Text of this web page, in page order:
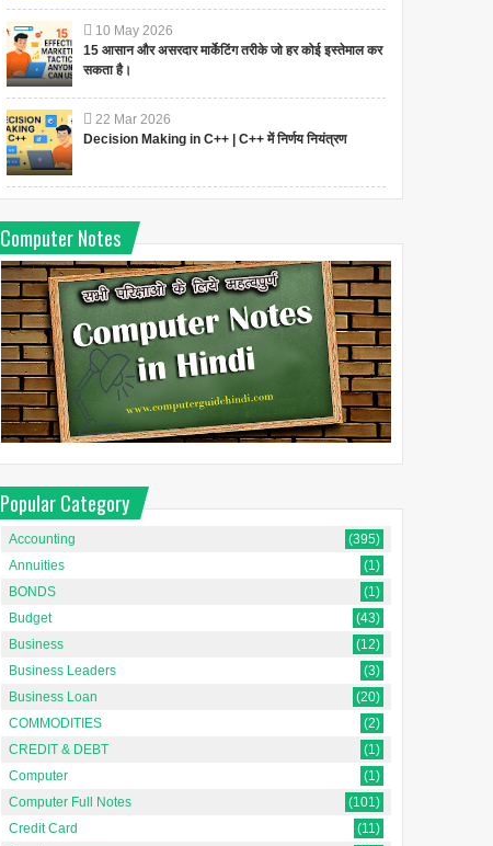
Random Sampling क्या है? Promotion क्या है? हिंदी में
10 May 2026
15 आसान और असरदार मार्केटिंग तरीके जो हर कोई इस्तेमाल कर
सकता है।
22 Mar 2026
Decision Making in C++ | C++ में निर्णय नियंत्रण
Computer Notes
Popular Category
Accounting
(395)
Annuities
(1)
BONDS
(1)
Budget
(43)
Business
(12)
Business Leaders
(3)
Business Loan
(20)
COMMODITIES
(2)
CREDIT & DEBT
(1)
Computer
(1)
Computer Full Notes
(101)
Credit Card
(11)